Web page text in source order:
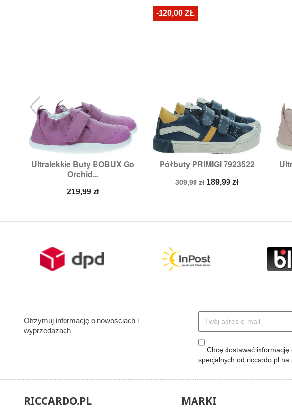
Ultralekkie Buty BOBUX Go
Orchid...
Cena
219,99 zł
Szybki podgląd
Rozmiary:22
Półbuty PRIMIGI 7923522
Cena
309,99 zł Cena
189,99 zł
Szybki podgląd
-120,00 ZŁ
Otrzymuj informację o nowościach i
wyprzedażach
Chcę dostawać informację
specjalnych od riccardo.pl na
RICCARDO.PL MARKI